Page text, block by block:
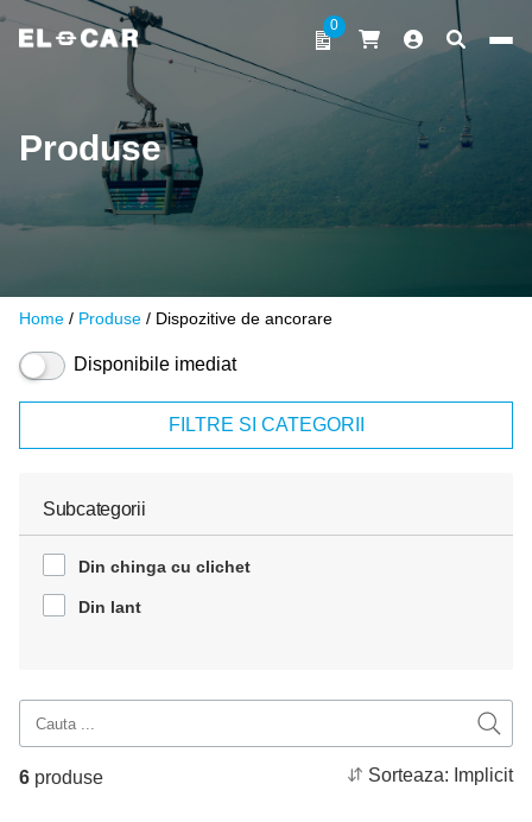
Sari la conținut
0
Produse
Home / Produse / Dispozitive de ancorare
Disponibile imediat
FILTRE SI CATEGORII
Subcategorii
Din chinga cu clichet
Din lant
6 produse Sorteaza: Implicit